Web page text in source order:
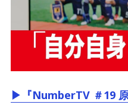
▶『NumberTV ＃19